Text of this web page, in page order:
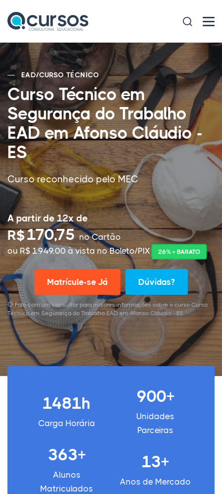
EAD/CURSO TÉCNICO
Curso Técnico em
Segurança do Trabalho
EAD em Afonso Cláudio -
ES
Curso reconhecido pelo MEC
A partir de 12x de
R$170,75no Cartão
ou R$ 1.949,00 à vista no Boleto/PIX
26% + BARATO
Matrícule-se Já Dúvidas?
Fale com um consultor para maiores informações sobre o curso Curso
Técnico em Segurança do Trabalho EAD em Afonso Cláudio - ES.
1481h
Carga Horária
900+
Unidades
Parceiras
363+
Alunos
Matriculados
13+
Anos de Mercado